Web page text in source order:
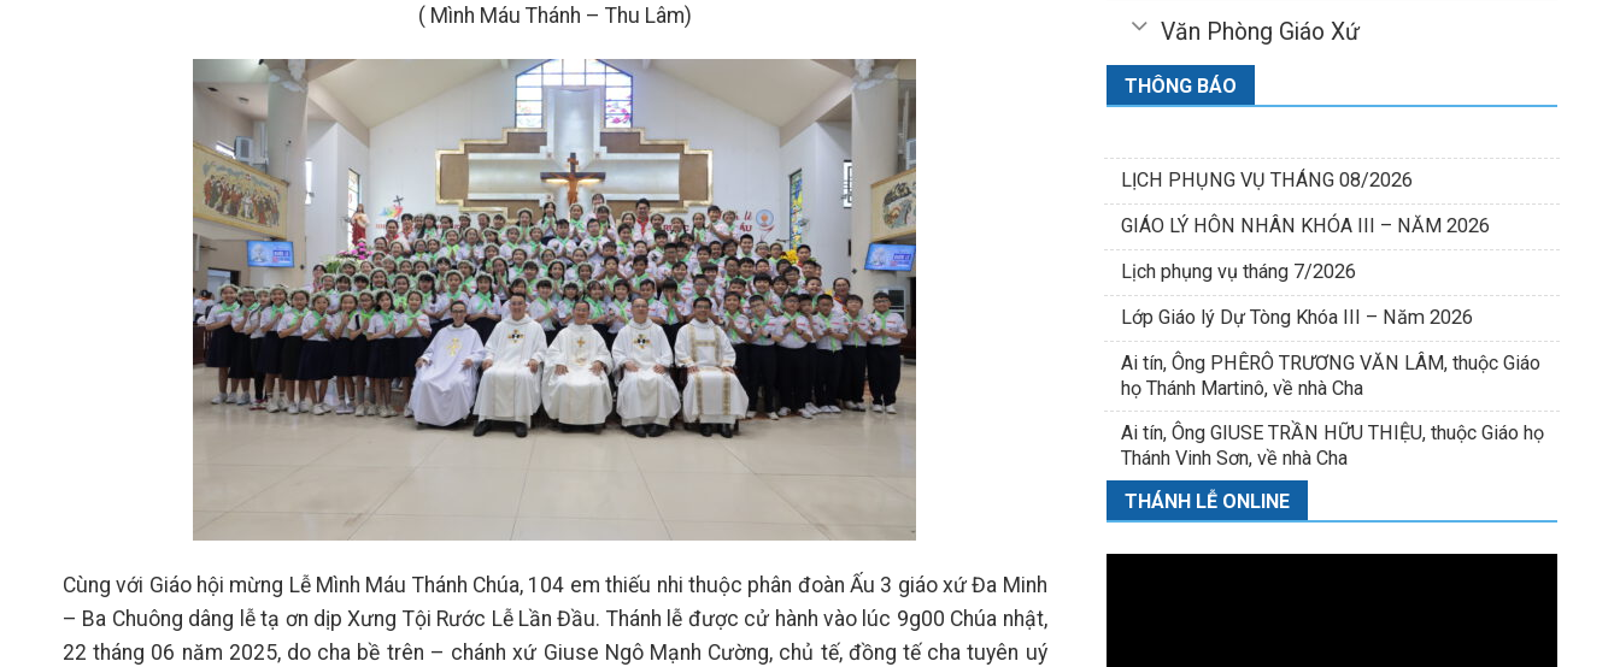
( Mình Máu Thánh – Thu Lâm)
Cùng với Giáo hội mừng Lễ Mình Máu Thánh Chúa, 104 em thiếu nhi thuộc phân đoàn Ấu 3 giáo xứ Đa Minh
– Ba Chuông dâng lễ tạ ơn dịp Xưng Tội Rước Lễ Lần Đầu. Thánh lễ được cử hành vào lúc 9g00 Chúa nhật,
22 tháng 06 năm 2025, do cha bề trên – chánh xứ Giuse Ngô Mạnh Cường, chủ tế, đồng tế cha tuyên uý
Văn Phòng Giáo Xứ
THÔNG BÁO
LỊCH PHỤNG VỤ THÁNG 08/2026
GIÁO LÝ HÔN NHÂN KHÓA III – NĂM 2026
Lịch phụng vụ tháng 7/2026
Lớp Giáo lý Dự Tòng Khóa III – Năm 2026
Ai tín, Ông PHÊRÔ TRƯƠNG VĂN LÂM, thuộc Giáo
họ Thánh Martinô, về nhà Cha
Ai tín, Ông GIUSE TRẦN HỮU THIỆU, thuộc Giáo họ
Thánh Vinh Sơn, về nhà Cha
THÁNH LỄ ONLINE